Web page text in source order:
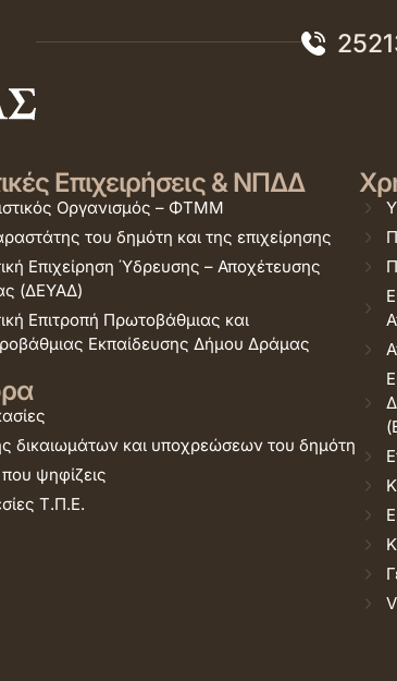
Επιχειρήσεις & ΝΠΔΔ
Οργανισμός – ΦΤΜΜ
του δημότη και της επιχείρησης
Επιχείρηση Ύδρευσης – Αποχέτευσης
(ΔΕΥΑΔ)
Επιτροπή Πρωτοβάθμιας και
Εκπαίδευσης Δήμου Δράμας
δικαιωμάτων και υποχρεώσεων του δημότη
ψηφίζεις
Τ.Π.Ε.